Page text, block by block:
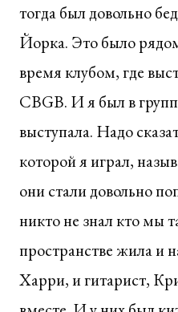
тогда был довольно
Йорка. Это было
время клубом, где
CBGB. И я был в
выступала. Надо
которой я играл,
они стали довольно
никто не знал кто мы
пространстве жила и
Харри, и гитарист,